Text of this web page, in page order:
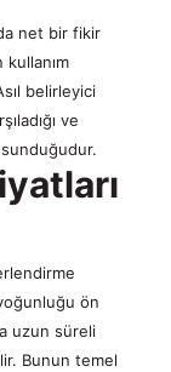
net bir fikir
belirleyici
ve
yoğunluğu ön
uzun süreli
Bunun temel